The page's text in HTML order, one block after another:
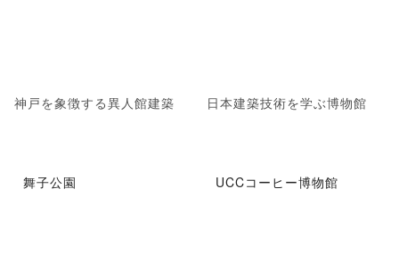
神戸を象徴する異人館建築 日本建築技術を学ぶ博物館
舞子公園 UCCコーヒー博物館